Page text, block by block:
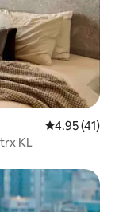
औसत रेटिंग 5 में
4.95 (41)
KL